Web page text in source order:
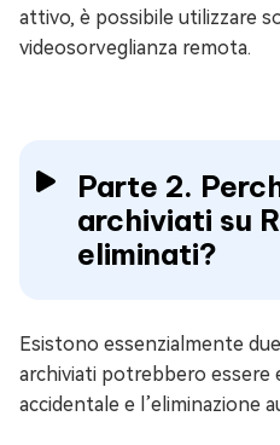
attivo, è possibile utilizzare
videosorveglianza remota.
Parte 2.
archiviati su
eliminati?
Esistono essenzialmente
archiviati potrebbero essere
accidentale e l’eliminazione